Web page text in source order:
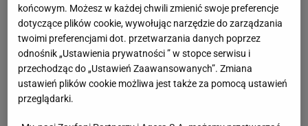
końcowym. Możesz w każdej chwili zmienić swoje preferencje
dotyczące plików cookie, wywołując narzędzie do zarządzania
twoimi preferencjami dot. przetwarzania danych poprzez
odnośnik „Ustawienia prywatności ” w stopce serwisu i
przechodząc do „Ustawień Zaawansowanych”. Zmiana
ustawień plików cookie możliwa jest także za pomocą ustawień
przeglądarki.